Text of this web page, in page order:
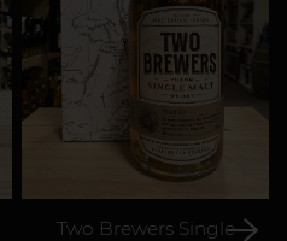
Two Brewers Single